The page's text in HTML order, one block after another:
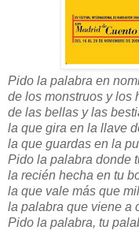
Pido la palabra en
de los monstruos y los
de las bellas y las
la que gira en la llave
la que guardas en la
Pido la palabra donde
la recién hecha en tu
la que vale más que
la palabra que viene a
Pido la palabra, tu